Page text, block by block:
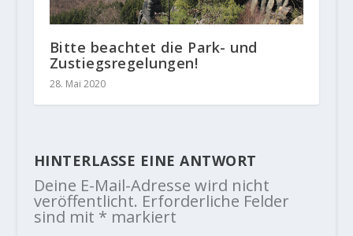
Bitte beachtet die Park- und
Zustiegsregelungen!
28. Mai 2020
HINTERLASSE EINE ANTWORT
Deine E-Mail-Adresse wird nicht
veröffentlicht. Erforderliche Felder
sind mit * markiert